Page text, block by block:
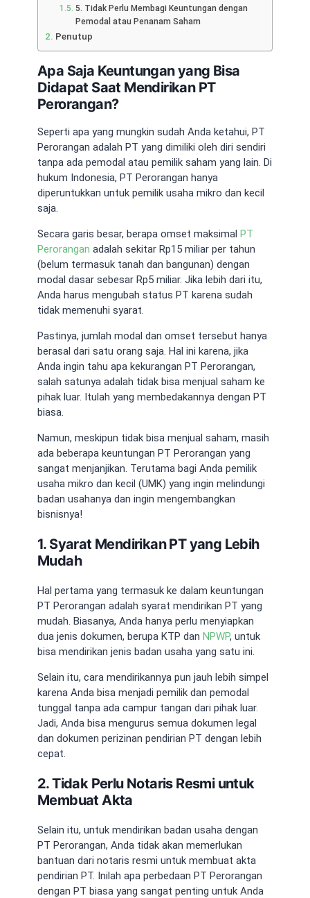
5. Tidak Perlu Membagi Keuntungan dengan
Pemodal atau Penanam Saham
Penutup
Apa Saja Keuntungan yang Bisa
Didapat Saat Mendirikan PT
Perorangan?
Seperti apa yang mungkin sudah Anda ketahui, PT
Perorangan adalah PT yang dimiliki oleh diri sendiri
tanpa ada pemodal atau pemilik saham yang lain. Di
hukum Indonesia, PT Perorangan hanya
diperuntukkan untuk pemilik usaha mikro dan kecil
saja.
Secara garis besar, berapa omset maksimal PT
Perorangan adalah sekitar Rp15 miliar per tahun
(belum termasuk tanah dan bangunan) dengan
modal dasar sebesar Rp5 miliar. Jika lebih dari itu,
Anda harus mengubah status PT karena sudah
tidak memenuhi syarat.
Pastinya, jumlah modal dan omset tersebut hanya
berasal dari satu orang saja. Hal ini karena, jika
Anda ingin tahu apa kekurangan PT Perorangan,
salah satunya adalah tidak bisa menjual saham ke
pihak luar. Itulah yang membedakannya dengan PT
biasa.
Namun, meskipun tidak bisa menjual saham, masih
ada beberapa keuntungan PT Perorangan yang
sangat menjanjikan. Terutama bagi Anda pemilik
usaha mikro dan kecil (UMK) yang ingin melindungi
badan usahanya dan ingin mengembangkan
bisnisnya!
1. Syarat Mendirikan PT yang Lebih
Mudah
Hal pertama yang termasuk ke dalam keuntungan
PT Perorangan adalah syarat mendirikan PT yang
mudah. Biasanya, Anda hanya perlu menyiapkan
dua jenis dokumen, berupa KTP dan NPWP, untuk
bisa mendirikan jenis badan usaha yang satu ini.
Selain itu, cara mendirikannya pun jauh lebih simpel
karena Anda bisa menjadi pemilik dan pemodal
tunggal tanpa ada campur tangan dari pihak luar.
Jadi, Anda bisa mengurus semua dokumen legal
dan dokumen perizinan pendirian PT dengan lebih
cepat.
2. Tidak Perlu Notaris Resmi untuk
Membuat Akta
Selain itu, untuk mendirikan badan usaha dengan
PT Perorangan, Anda tidak akan memerlukan
bantuan dari notaris resmi untuk membuat akta
pendirian PT. Inilah apa perbedaan PT Perorangan
dengan PT biasa yang sangat penting untuk Anda